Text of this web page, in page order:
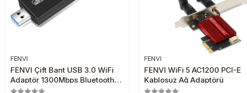
Sepete Ekle
FENVI
FENVI Çift Bant USB 3.0 WiFi
Adaptör 1300Mbps Bluetooth
4.2 Kablosuz Ağ Alıcısı
Sepete Ekle
FENVI
FENVI WiFi 5 AC1200 PCI-E
Kablosuz Ağ Adaptörü